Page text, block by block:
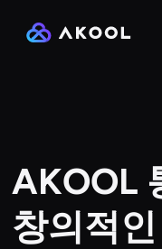
AKOOL
창의적